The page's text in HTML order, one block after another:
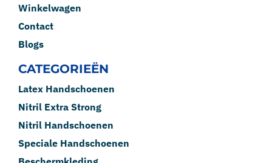
Winkelwagen
Contact
Blogs
CATEGORIEËN
Latex Handschoenen
Nitril Extra Strong
Nitril Handschoenen
Speciale Handschoenen